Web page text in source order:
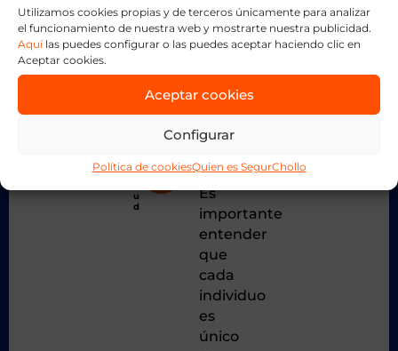
Utilizamos cookies propias y de terceros únicamente para analizar
el funcionamiento de nuestra web y mostrarte nuestra publicidad.
Aquílas puedes configurar o las puedes aceptar haciendo clic en
Aceptar cookies.
Aceptar cookies
Configurar
Política de cookiesQuien es SegurChollo
o
2
2
S
a
u
d
presión
por
mantener
un
físico
específico
son
clave.
Es
importante
entender
que
cada
individuo
es
único
COMPARTE
NOTICIA